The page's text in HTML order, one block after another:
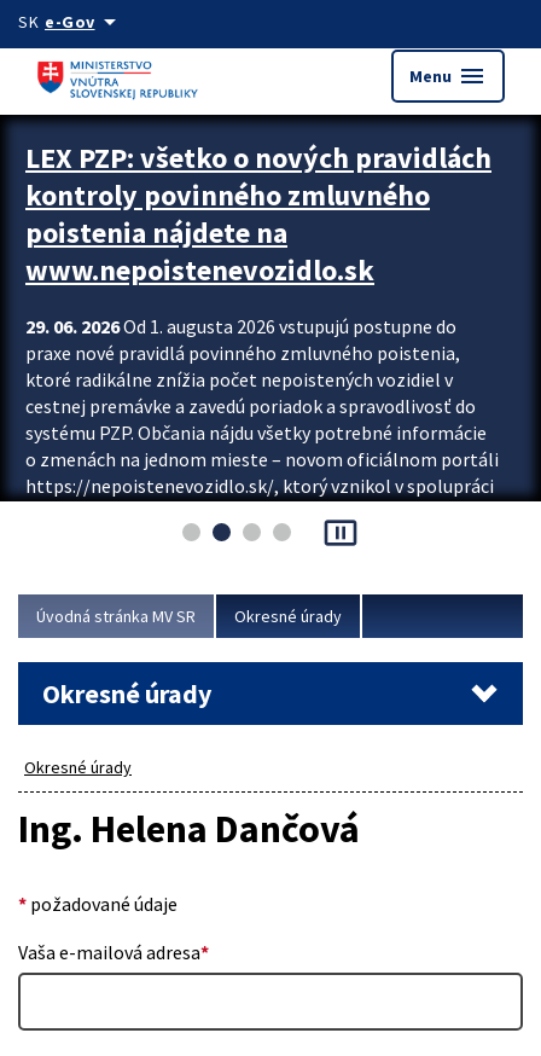
Preskocit na hlavný obsah
SK e-Govarrow_drop_down
Menu menu
Zastavit automatický posun upútavok
LEX PZP: všetko o nových pravidlách
kontroly povinného zmluvného
poistenia nájdete na
www.nepoistenevozidlo.sk
29. 06. 2026Od 1. augusta 2026 vstupujú postupne do
praxe nové pravidlá povinného zmluvného poistenia,
ktoré radikálne znížia počet nepoistených vozidiel v
cestnej premávke a zavedú poriadok a spravodlivosť do
systému PZP. Občania nájdu všetky potrebné informácie
o zmenách na jednom mieste – novom oficiálnom portáli
https://nepoistenevozidlo.sk/, ktorý vznikol v spolupráci
asociácie poisťovní (SLASPO) a Ministerstva vnútra SR.
Viac
pause_presentation
Úvodná stránka MV SR Okresné úrady
Okresné úrady
Okresné úrady
Ing. Helena Dančová
* požadované údaje
Vaša e-mailová adresa*